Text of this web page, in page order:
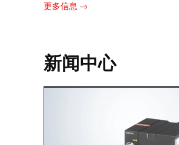
更多信息
新闻中心